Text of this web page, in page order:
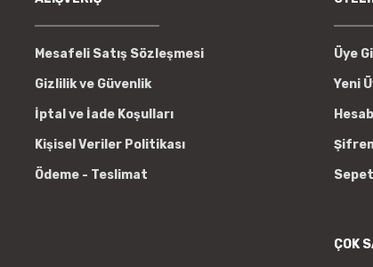
Mesafeli Satış Sözleşmesi
Gizlilik ve Güvenlik
İptal ve İade Koşulları
Kişisel Veriler Politikası
Ödeme - Teslimat
Üye
Yeni
Sepet
ÇOK